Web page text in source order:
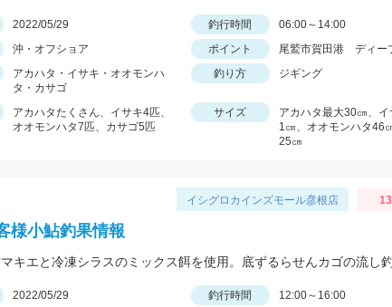
2022/05/29 釣行時間
06:00～14:00
沖・オフショア ポイント
尾鷲市賀田港 ディー
アカハタ・イサキ・オオモンハ
タ・カサゴ
釣り方 ジギング
アカハタたくさん、イサキ4匹、
オオモンハタ7匹、カサゴ5匹
サイズ
アカハタ最大30㎝、
1㎝、オオモンハタ46
25㎝
イシグロカインズモール彦根店
様小鮎釣果情報
2022/05/29 釣行時間
12:00～16:00